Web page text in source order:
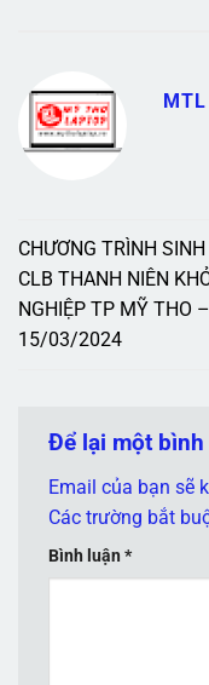
CHƯƠNG TRÌNH
CLB THANH NIÊN
NGHIỆP TP MỸ THO –
15/03/2024
Để lại một bình
Email của bạn sẽ
Các trường bắt
Bình luận *